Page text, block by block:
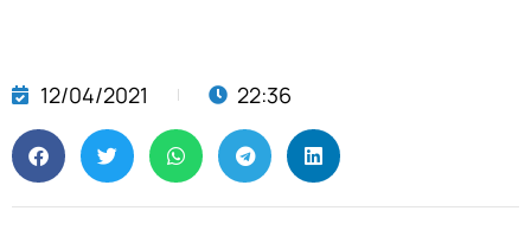
12/04/2021 22:36